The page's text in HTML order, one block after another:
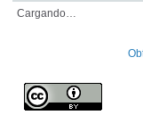
Cargando…